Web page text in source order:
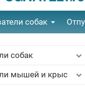
собак
собак
мышей и крыс